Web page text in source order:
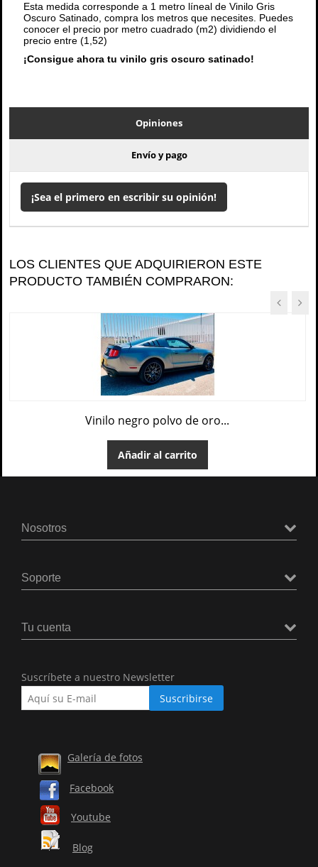
Esta medida corresponde a 1 metro líneal de Vinilo Gris
Oscuro Satinado, compra los metros que necesites. Puedes
conocer el precio por metro cuadrado (m2) dividiendo el
precio entre (1,52)
¡Consigue ahora tu vinilo gris oscuro satinado!
Opiniones
Envío y pago
¡Sea el primero en escribir su opinión!
LOS CLIENTES QUE ADQUIRIERON ESTE
PRODUCTO TAMBIÉN COMPRARON:
Vinilo negro polvo de oro...
Añadir al carrito
Nosotros
Soporte
Tu cuenta
Suscríbete a nuestro Newsletter
Galería de fotos
Facebook
Youtube
Blog